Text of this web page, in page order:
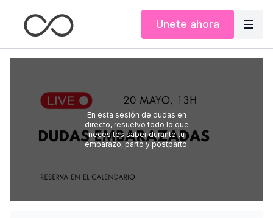
Unete ahora
En esta sesión de dudas en
directo, resuelvo todo lo que
necesites saber durante tu
embarazo, parto y postparto.